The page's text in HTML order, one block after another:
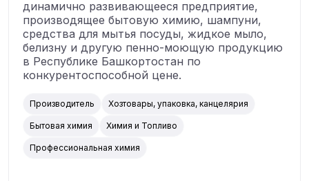
динамично развивающееся предприятие,
производящее бытовую химию, шампуни,
средства для мытья посуды, жидкое мыло,
белизну и другую пенно-моющую продукцию
в Республике Башкортостан по
конкурентоспособной цене.
Производитель Хозтовары, упаковка, канцелярия
Бытовая химия Химия и Топливо
Профессиональная химия